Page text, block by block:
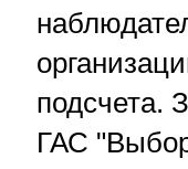
подсчета.
ГАС